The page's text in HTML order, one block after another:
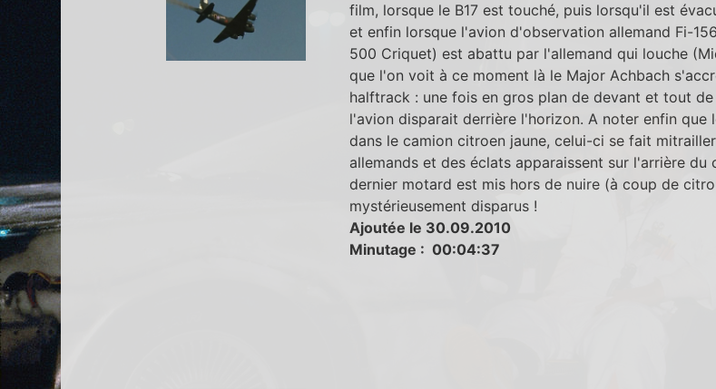
film, lorsque le B17 est touché, puis lorsqu'il est
et enfin lorsque l'avion d'observation allemand Fi-
500 Criquet) est abattu par l'allemand qui louche
que l'on voit à ce moment là le Major Achbach
halftrack : une fois en gros plan de devant et tout
l'avion disparait derrière l'horizon. A noter enfin que
dans le camion citroen jaune, celui-ci se fait
allemands et des éclats apparaissent sur l'arrière du
dernier motard est mis hors de nuire (à coup de
mystérieusement disparus !
Ajoutée le 30.09.2010
Minutage : 00:04:37